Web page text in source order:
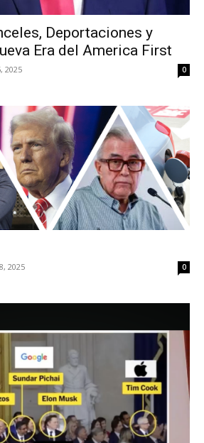
Deportaciones y
Era del America First
2025 0
2025 0